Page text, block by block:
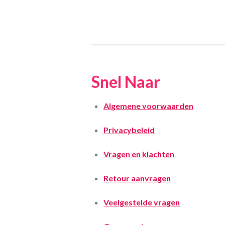
Snel Naar
Algemene voorwaarden
Privacybeleid
Vragen en klachten
Retour aanvragen
Veelgestelde vragen